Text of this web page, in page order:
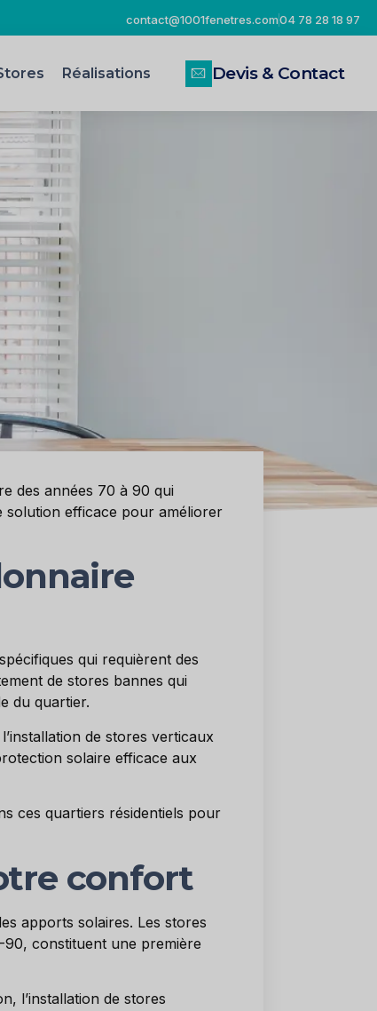
contact@1001fenetres.com04 78 28 18 97
Réalisations Devis & Contact
des années 70 à 90 qui
solution efficace pour améliorer
qui requièrent des
de stores bannes qui
du quartier.
de stores verticaux
solaire efficace aux
ces quartiers résidentiels pour
confort
apports solaires. Les stores
constituent une première
l’installation de stores